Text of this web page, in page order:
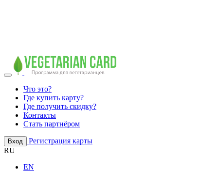
Что это?
Где купить карту?
Где получить скидку?
Контакты
Стать партнёром
Вход
Регистрация карты
RU
EN